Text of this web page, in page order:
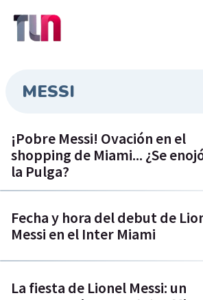
MESSI
¡Pobre Messi! Ovación en el
shopping de Miami... ¿Se
la Pulga?
Fecha y hora del debut de
Messi en el Inter Miami
La fiesta de Lionel Messi: un